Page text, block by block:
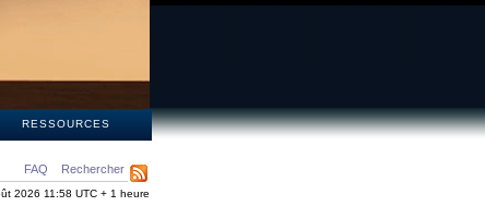
RESSOURCES
FAQ Rechercher
2026 11:58 UTC + 1 heure